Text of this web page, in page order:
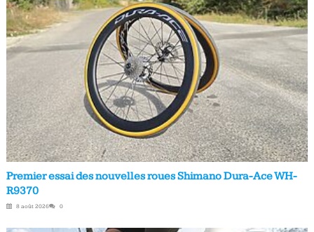
Premier essai des nouvelles roues Shimano Dura-Ace WH-
R9370
8 août 2026 0